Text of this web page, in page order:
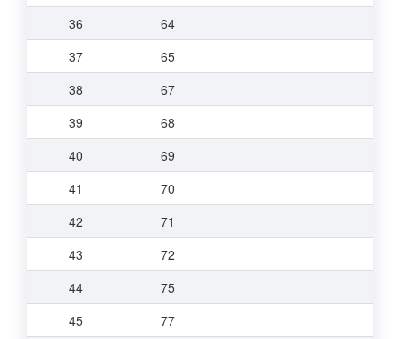
36
64
37
65
38
67
39
68
40
69
41
70
42
71
43
72
44
75
45
77